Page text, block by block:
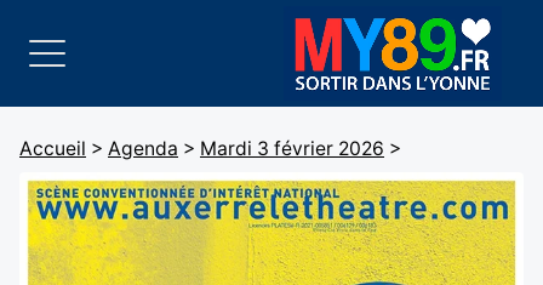
Accueil > Agenda > Mardi 3 février 2026 >